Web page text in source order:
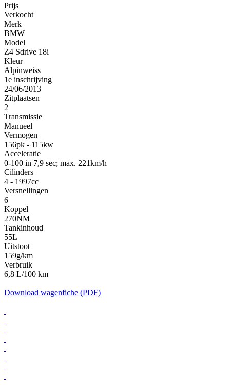
Prijs
Verkocht
Merk
BMW
Model
Z4 Sdrive 18i
Kleur
Alpinweiss
1e inschrijving
24/06/2013
Zitplaatsen
2
Transmissie
Manueel
Vermogen
156pk - 115kw
Acceleratie
0-100 in 7,9 sec; max. 221km/h
Cilinders
4 - 1997cc
Versnellingen
6
Koppel
270NM
Tankinhoud
55L
Uitstoot
159g/km
Verbruik
6,8 L/100 km
Download wagenfiche (PDF)